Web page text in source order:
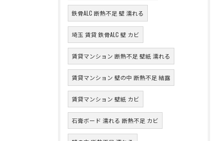
鉄骨ALC 断熱不足 壁 濡れる
埼玉 賃貸 鉄骨ALC 壁 カビ
賃貸マンション 断熱不足 壁紙 濡れる
賃貸マンション 壁の中 断熱不足 結露
賃貸マンション 壁紙 カビ
石膏ボード 濡れる 断熱不足 カビ